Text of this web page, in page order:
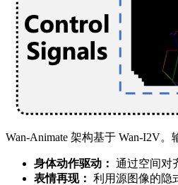
Wan-Animate 架构基于 Wan-I2V
身体动作驱动： 通过空间对
表情再现： 利用源图像的隐